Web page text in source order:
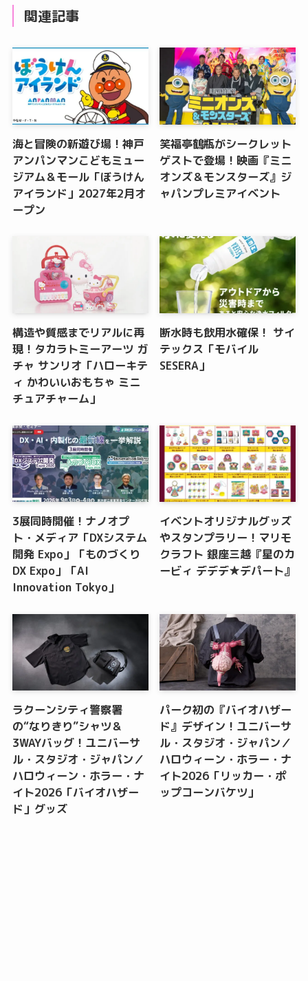
関連記事
海と冒険の新遊び場！神戸
アンパンマンこどもミュー
ジアム＆モール「ぼうけん
アイランド」2027年2月オ
ープン
笑福亭鶴瓶がシークレット
ゲストで登場！映画『ミニ
オンズ＆モンスターズ』ジ
ャパンプレミアイベント
構造や質感までリアルに再
現！タカラトミーアーツ ガ
チャ サンリオ「ハローキテ
ィ かわいいおもちゃ ミニ
チュアチャーム」
断水時も飲用水確保！ サイ
テックス「モバイル
SESERA」
3展同時開催！ナノオプ
ト・メディア「DXシステム
開発 Expo」「ものづくり
DX Expo」「AI
Innovation Tokyo」
イベントオリジナルグッズ
やスタンプラリー！マリモ
クラフト 銀座三越『星のカ
ービィ デデデ★デパート』
ラクーンシティ警察署
の“なりきり”シャツ＆
3WAYバッグ！ユニバーサ
ル・スタジオ・ジャパン／
ハロウィーン・ホラー・ナ
イト2026「バイオハザー
ド」グッズ
パーク初の『バイオハザー
ド』デザイン！ユニバーサ
ル・スタジオ・ジャパン／
ハロウィーン・ホラー・ナ
イト2026「リッカー・ポ
ップコーンバケツ」